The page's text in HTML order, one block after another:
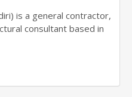
is a general contractor,
consultant based in